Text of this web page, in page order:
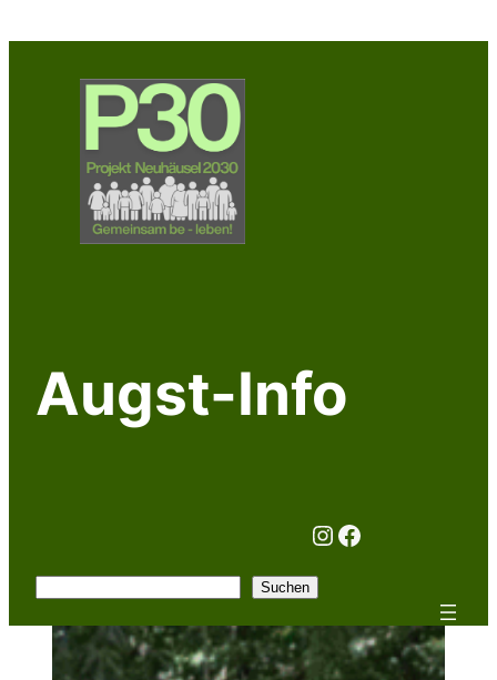
Inhalt
Augst-Info
Instagram
Facebook
Suchen